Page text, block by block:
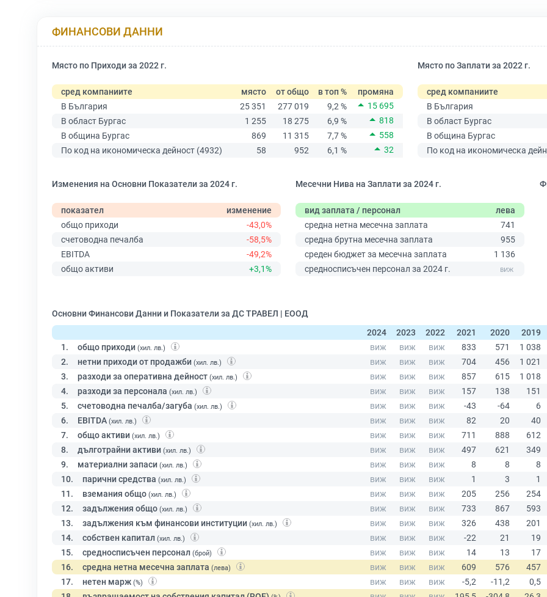
ФИНАНСОВИ ДАННИ
Място по Приходи за 2022 г.
сред компаниите място от общо в топ %
промяна
В България
25 351 277 019 9,2 %
15 695
В област Бургас
1 255 18 275 6,9 %
818
В община Бургас
869 11 315 7,7 %
558
По код на икономическа дейност (4932)
58 952 6,1 % 32
Място по Заплати за 2022 г.
сред компаниите
В България
В област Бургас
В община Бургас
По код на икономическа
Изменения на Основни Показатели за 2024 г.
показател
изменение
общо приходи
-43,0%
счетоводна печалба
-58,5%
EBITDA
-49,2%
общо активи
+3,1%
Месечни Нива на Заплати за 2024 г.
вид заплата / персонал
лева
средна нетна месечна заплата
741
средна брутна месечна заплата
955
среден бюджет за месечна заплата
1 136
средносписъчен персонал за 2024 г.
Основни Финансови Данни и Показатели за ДС ТРАВЕЛ | ЕООД
2024
2023 2022 2021 2020
2019
1.
общо приходи (хил. лв.)
2. нетни приходи от продажби (хил. лв.)
3. разходи за оперативна дейност (хил. лв.)
4. разходи за персонала (хил. лв.)
5. счетоводна печалба/загуба (хил. лв.)
6. EBITDA (хил. лв.)
7. общо активи (хил. лв.)
8. дълготрайни активи (хил. лв.)
9. материални запаси (хил. лв.)
10. парични средства (хил. лв.)
11. вземания общо (хил. лв.)
12. задължения общо (хил. лв.)
13. задължения към финансови институции (хил. лв.)
14. собствен капитал (хил. лв.)
15. средносписъчен персонал (брой)
16. средна нетна месечна заплата (лева)
17. нетен марж (%)